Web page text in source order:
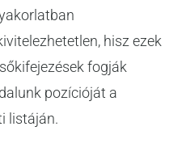
hisz ezek
fogják
pozícióját a
listáján.